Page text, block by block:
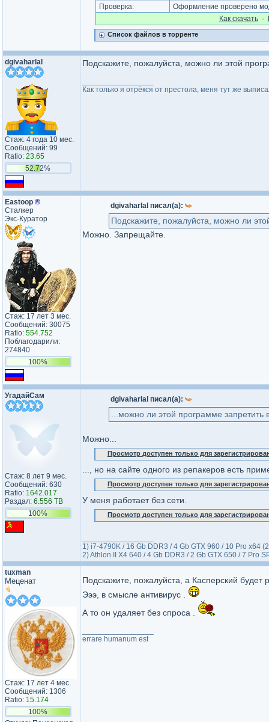
Проверка:
Оформление проверено
Как cкачать·
Список файлов в торренте
dgivaharlal
Стаж: 4 года 10 мес.
Сообщений: 99
Ratio: 23.65
52.72%
Подскажите, пожалуйста, можно ли этой
Как только я отрёкся от престола, меня тут же
Eastoop ®
Сталкер
Экс-Куратор
Стаж: 17 лет 3 мес.
Сообщений: 30075
Ratio: 554.752
Поблагодарили:
274840
100%
dgivaharlal писал(а):
Подскажите, пожалуйста, можно ли
Можно. Запрещайте.
УгадайСам
Стаж: 8 лет 9 мес.
Сообщений: 630
Ratio: 1642.017
Раздал: 6.556 TB
100%
dgivaharlal писал(а):
...можно ли этой программе запретить
Можно...
Просмотр доступен только для
..., но на сайте одного из репакеров есть
Просмотр доступен только для
У меня работает без сети.
Просмотр доступен только для
1) i7-4790K / 16 Gb DDR3 / 4 Gb GTX 960 / 10 Pro x64
2) Athlon II X4 640 / 4 Gb DDR3 / 2 Gb GTX 650 / 7 Pro
tuxman
Меценат
Стаж: 17 лет 4 мес.
Сообщений: 1306
Ratio: 15.174
100%
Подскажите, пожалуйста, а Касперский будет
Эээ, в смысле антивирус .
А то он удаляет без спроса .
errare humanum est